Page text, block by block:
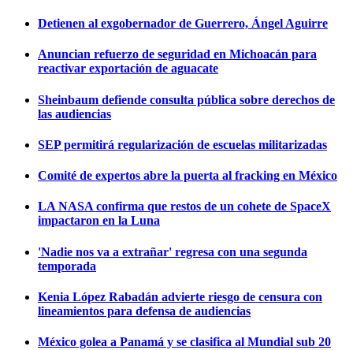
Detienen al exgobernador de Guerrero, Ángel Aguirre
Anuncian refuerzo de seguridad en Michoacán para
reactivar exportación de aguacate
Sheinbaum defiende consulta pública sobre derechos de
las audiencias
SEP permitirá regularización de escuelas militarizadas
Comité de expertos abre la puerta al fracking en México
LA NASA confirma que restos de un cohete de SpaceX
impactaron en la Luna
'Nadie nos va a extrañar' regresa con una segunda
temporada
Kenia López Rabadán advierte riesgo de censura con
lineamientos para defensa de audiencias
México golea a Panamá y se clasifica al Mundial sub 20